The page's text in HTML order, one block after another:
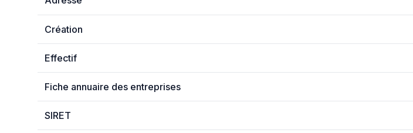
Création
Effectif
Fiche annuaire des entreprises
SIRET